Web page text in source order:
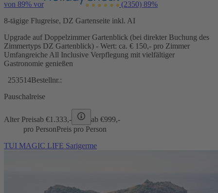
von 89% vor (2350) 89%
8-tägige Flugreise, DZ Gartenseite inkl. AI
Upgrade auf Doppelzimmer Gartenblick (bei direkter Buchung des
Zimmertyps DZ Gartenblick) - Wert: ca. € 150,- pro Zimmer
Umfangreiche All Inclusive Verpflegung mit vielfältiger
Gastronomie genießen
253514Bestellnr.:
Pauschalreise
Alter Preisab €1.333,- ab €999,-
pro PersonPreis pro Person
TUI MAGIC LIFE Sarigerme